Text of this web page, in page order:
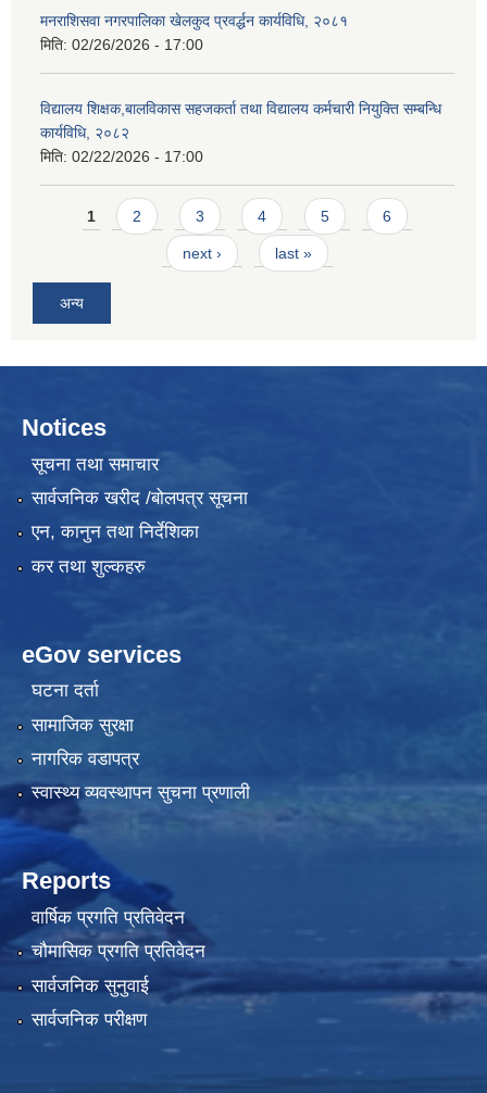
मनराशिसवा नगरपालिका खेलकुद प्रवर्द्धन कार्यविधि, २०८१
मिति: 02/26/2026 - 17:00
विद्यालय शिक्षक,बालविकास सहजकर्ता तथा विद्यालय कर्मचारी नियुक्ति सम्बन्धि
कार्यविधि, २०८२
मिति: 02/22/2026 - 17:00
Pages
1 2 3 4 5 6
next › last »
अन्य
Notices
सूचना तथा समाचार
सार्वजनिक खरीद /बोलपत्र सूचना
एन, कानुन तथा निर्देशिका
कर तथा शुल्कहरु
eGov services
घटना दर्ता
सामाजिक सुरक्षा
नागरिक वडापत्र
स्वास्थ्य व्यवस्थापन सुचना प्रणाली
Reports
वार्षिक प्रगति प्रतिवेदन
चौमासिक प्रगति प्रतिवेदन
सार्वजनिक सुनुवाई
सार्वजनिक परीक्षण